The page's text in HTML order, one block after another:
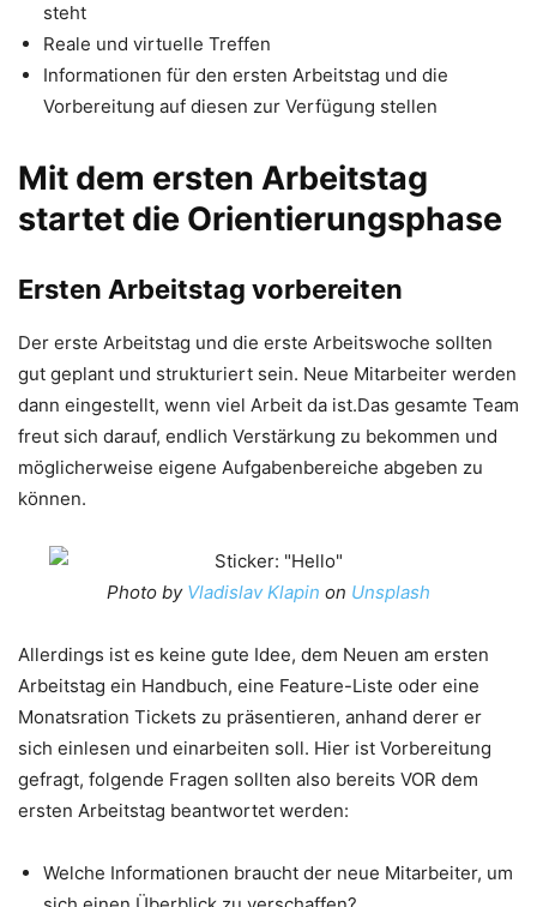
steht
Reale und virtuelle Treffen
Informationen für den ersten Arbeitstag und die
Vorbereitung auf diesen zur Verfügung stellen
Mit dem ersten Arbeitstag
startet die Orientierungsphase
Ersten Arbeitstag vorbereiten
Der erste Arbeitstag und die erste Arbeitswoche sollten
gut geplant und strukturiert sein. Neue Mitarbeiter werden
dann eingestellt, wenn viel Arbeit da ist.Das gesamte Team
freut sich darauf, endlich Verstärkung zu bekommen und
möglicherweise eigene Aufgabenbereiche abgeben zu
können.
Photo by Vladislav Klapin on Unsplash
Allerdings ist es keine gute Idee, dem Neuen am ersten
Arbeitstag ein Handbuch, eine Feature-Liste oder eine
Monatsration Tickets zu präsentieren, anhand derer er
sich einlesen und einarbeiten soll. Hier ist Vorbereitung
gefragt, folgende Fragen sollten also bereits VOR dem
ersten Arbeitstag beantwortet werden:
Welche Informationen braucht der neue Mitarbeiter, um